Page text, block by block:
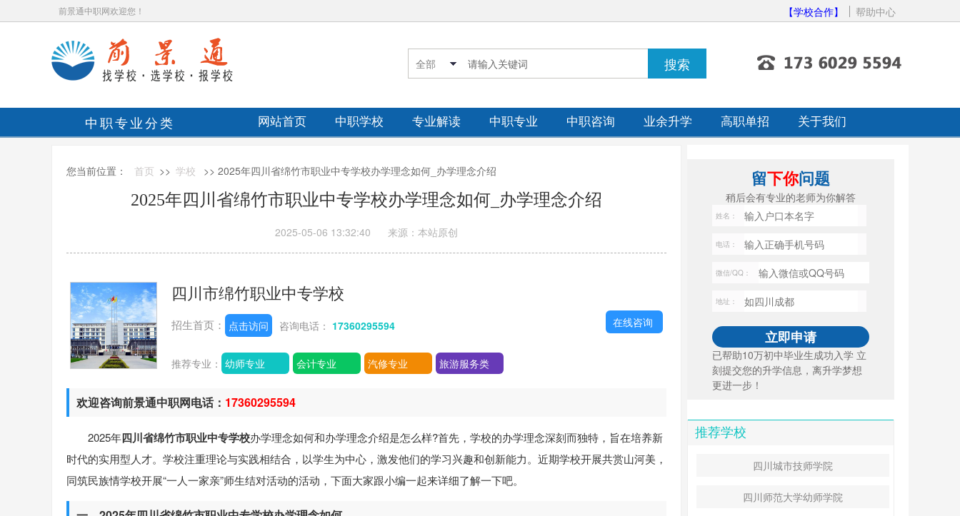
前景通中职网欢迎您！ 【学校合作】 帮助中心
中职专业分类 网站首页 中职学校 专业解读 中职专业 中职咨询 业余升学 高职单招 关于我们
您当前位置： 首页 >> 学校 >> 2025年四川省绵竹市职业中专学校办学理念如何_办学理念介绍
2025年四川省绵竹市职业中专学校办学理念如何_办学理念介绍
2025-05-06 13:32:40 来源：本站原创
四川市绵竹职业中专学校
招生首页： 点击访问 咨询电话： 17360295594
推荐专业： 幼师专业 会计专业 汽修专业 旅游服务类
在线咨询
欢迎咨询前景通中职网电话： 17360295594
2025年四川省绵竹市职业中专学校办学理念如何和办学理念介绍是怎么样?首先，学校的办学理念深刻而独特，旨在培养新
时代的实用型人才。学校注重理论与实践相结合，以学生为中心，激发他们的学习兴趣和创新能力。近期学校开展共赏山河美，
同筑民族情学校开展“一人一家亲”师生结对活动的活动，下面大家跟小编一起来详细了解一下吧。
留下你问题
稍后会有专业的老师为你解答
姓名：
电话：
微信/QQ：
地址：
已帮助10万初中毕业生成功入学 立
刻提交您的升学信息，离升学梦想
更进一步！
推荐学校
四川城市技师学院
四川师范大学幼师学院